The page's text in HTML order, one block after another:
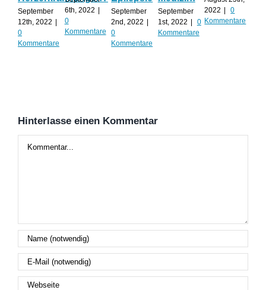
September
12th, 2022 |
0
Kommentare
6th, 2022 |
0
Kommentare
September
2nd, 2022 |
0
Kommentare
September
1st, 2022 |
0
Kommentare
2022 |
0
Kommentare
Hinterlasse einen Kommentar